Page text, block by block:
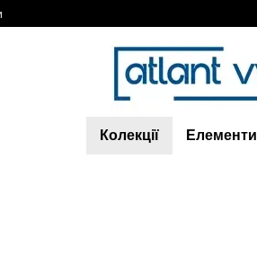
Колекції Елементи